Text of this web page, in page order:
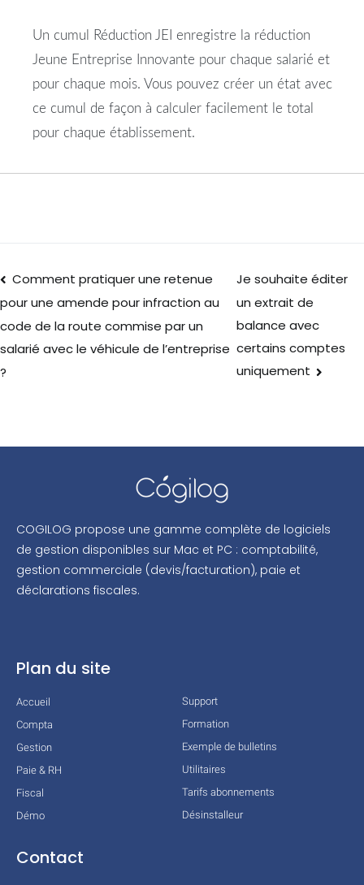
Un cumul Réduction JEI enregistre la réduction
Jeune Entreprise Innovante pour chaque salarié et
pour chaque mois. Vous pouvez créer un état avec
ce cumul de façon à calculer facilement le total
pour chaque établissement.
Comment pratiquer une retenue
pour une amende pour infraction au
code de la route commise par un
salarié avec le véhicule de l’entreprise
?
Je souhaite éditer
un extrait de
balance avec
certains comptes
uniquement
COGILOG propose une gamme complète de logiciels
de gestion disponibles sur Mac et PC : comptabilité,
gestion commerciale (devis/facturation), paie et
déclarations fiscales.
Plan du site
Accueil
Compta
Gestion
Paie & RH
Fiscal
Démo
Support
Formation
Exemple de bulletins
Utilitaires
Tarifs abonnements
Désinstalleur
Contact